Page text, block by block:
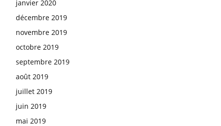
janvier 2020
décembre 2019
novembre 2019
octobre 2019
septembre 2019
août 2019
juillet 2019
juin 2019
mai 2019